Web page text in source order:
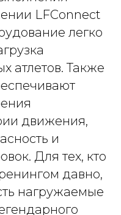
LFConnect
легко
атлетов. Также
движения,
и
Для тех, кто
давно,
нагружаемые